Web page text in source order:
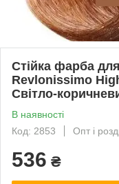
Стійка фарба
Revlonissimo
Світло-
В наявності
Код: 2853
Опт і
536 ₴